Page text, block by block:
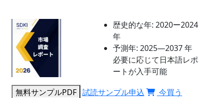
歴史的な年: 2020ー2024
年
予測年: 2025―2037 年
必要に応じて日本語レポ
ートが入手可能
無料サンプルPDF 試読サンプル申込 今買う